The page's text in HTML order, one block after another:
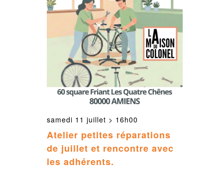
Atelier petites réparations
de juillet et rencontre avec
les adhérents.
samedi 11 juillet > 16h00